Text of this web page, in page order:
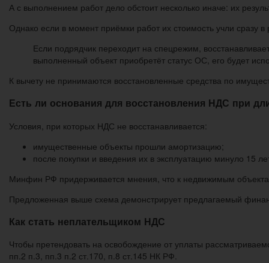
А с выполнением работ дело обстоит несколько иначе: их
Однако если в момент приёмки работ их стоимость учли сразу
Если подрядчик переходит на спецрежим,
выполненный объект приобретёт статус ОС, его будет
К вычету не принимаются восстановленные средства по
Есть ли основания для восстановления НДС при
Условия, при которых НДС не восстанавливается:
имущественные объекты прошли амортизацию;
после покупки и введения их в эксплуатацию минуло 15
Минфин РФ придерживается мнения, что к недвижимым
Предложенная выше схема демонстрирует предлагаемый
Как стать неплательщиком НДС
Чтобы претендовать на освобождение от уплаты
пп.2 п.3, пп.3 п.2 ст.170, п.8 ст.145 НК РФ.